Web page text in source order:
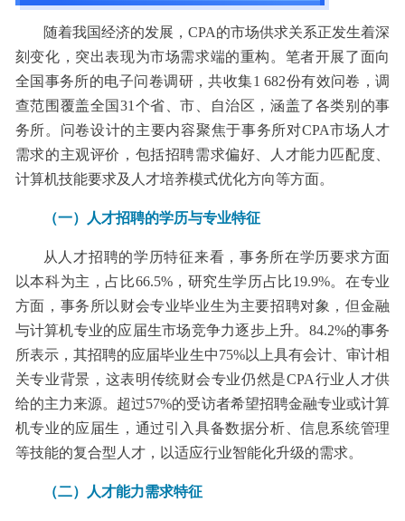
随着我国经济的发展，CPA的市场供求关系正发生着深
刻变化，突出表现为市场需求端的重构。笔者开展了面向
全国事务所的电子问卷调研，共收集1 682份有效问卷，调
查范围覆盖全国31个省、市、自治区，涵盖了各类别的事
务所。问卷设计的主要内容聚焦于事务所对CPA市场人才
需求的主观评价，包括招聘需求偏好、人才能力匹配度、
计算机技能要求及人才培养模式优化方向等方面。
（一）人才招聘的学历与专业特征
从人才招聘的学历特征来看，事务所在学历要求方面
以本科为主，占比66.5%，研究生学历占比19.9%。在专业
方面，事务所以财会专业毕业生为主要招聘对象，但金融
与计算机专业的应届生市场竞争力逐步上升。84.2%的事务
所表示，其招聘的应届毕业生中75%以上具有会计、审计相
关专业背景，这表明传统财会专业仍然是CPA行业人才供
给的主力来源。超过57%的受访者希望招聘金融专业或计算
机专业的应届生，通过引入具备数据分析、信息系统管理
等技能的复合型人才，以适应行业智能化升级的需求。
（二）人才能力需求特征